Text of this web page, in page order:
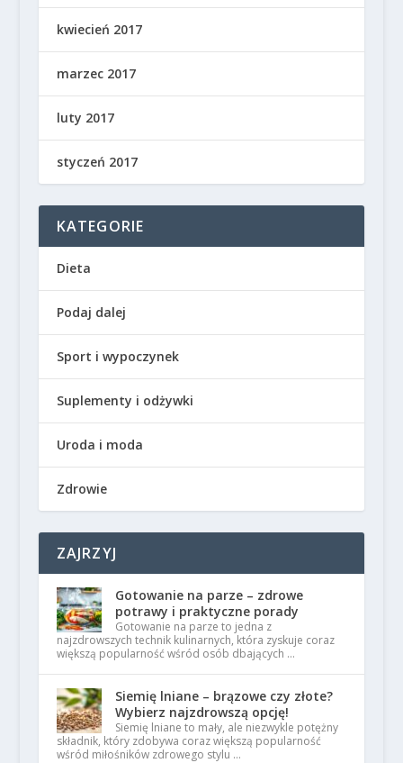
kwiecień 2017
marzec 2017
luty 2017
styczeń 2017
KATEGORIE
Dieta
Podaj dalej
Sport i wypoczynek
Suplementy i odżywki
Uroda i moda
Zdrowie
ZAJRZYJ
Gotowanie na parze – zdrowe
potrawy i praktyczne porady
Gotowanie na parze to jedna z
najzdrowszych technik kulinarnych, która zyskuje coraz
większą popularność wśród osób dbających …
Siemię lniane – brązowe czy złote?
Wybierz najzdrowszą opcję!
Siemię lniane to mały, ale niezwykle potężny
składnik, który zdobywa coraz większą popularność
wśród miłośników zdrowego stylu …